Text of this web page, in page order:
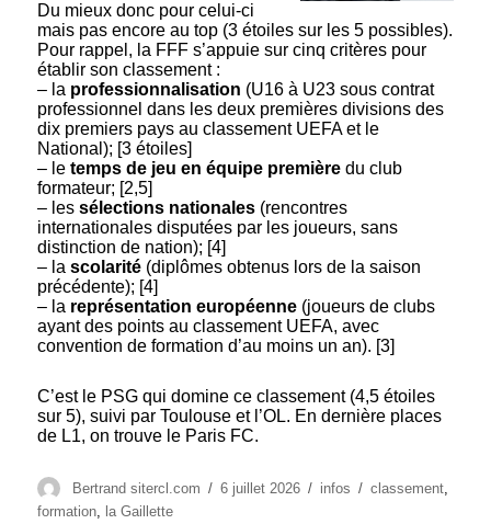
Du mieux donc pour celui-ci
mais pas encore au top (3 étoiles sur les 5 possibles).
Pour rappel, la FFF s’appuie sur cinq critères pour
établir son classement :
– la professionnalisation (U16 à U23 sous contrat
professionnel dans les deux premières divisions des
dix premiers pays au classement UEFA et le
National); [3 étoiles]
– letemps de jeu en équipe première du club
formateur; [2,5]
– lessélections nationales (rencontres
internationales disputées par les joueurs, sans
distinction de nation); [4]
– lascolarité (diplômes obtenus lors de la saison
précédente); [4]
– la représentation européenne (joueurs de clubs
ayant des points au classement UEFA, avec
convention de formation d’au moins un an). [3]
C’est le PSG qui domine ce classement (4,5 étoiles
sur 5), suivi par Toulouse et l’OL. En dernière places
de L1, on trouve le Paris FC.
Auteur
Bertrand sitercl.com
Publié
6 juillet 2026 Catégories
infos Étiquettes
classement,
formation, la Gaillette